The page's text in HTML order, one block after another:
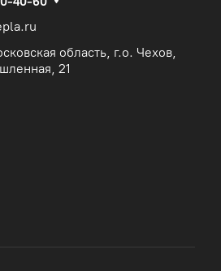
область, г.о. Чехов,
21